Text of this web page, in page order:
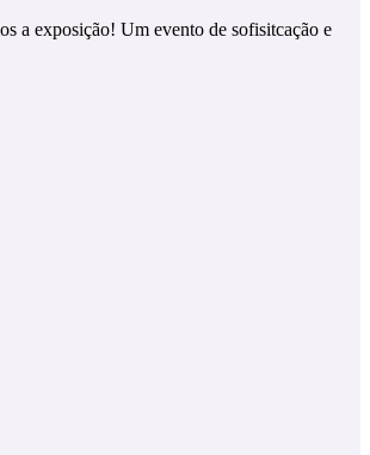
a exposição! Um evento de sofisitcação e